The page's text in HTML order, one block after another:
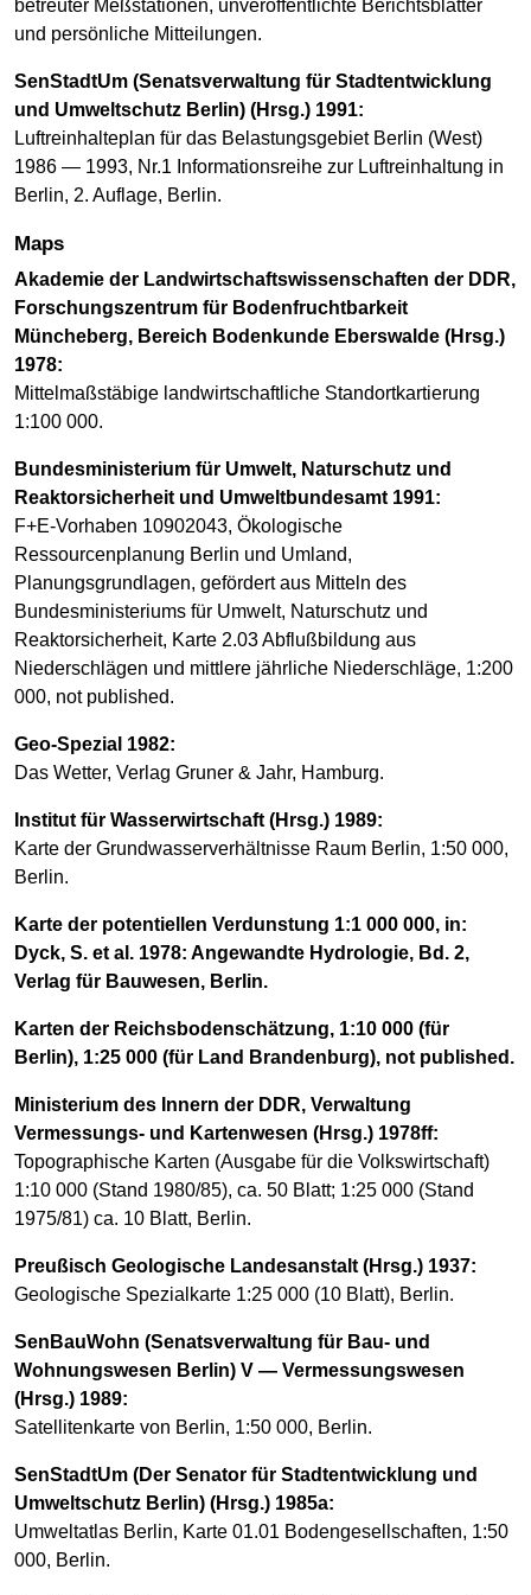
betreuter Meßstationen, unveröffentlichte Berichtsblätter
und persönliche Mitteilungen.
SenStadtUm (Senatsverwaltung für Stadtentwicklung
und Umweltschutz Berlin) (Hrsg.) 1991:
Luftreinhalteplan für das Belastungsgebiet Berlin (West)
1986 — 1993, Nr.1 Informationsreihe zur Luftreinhaltung in
Berlin, 2. Auflage, Berlin.
Maps
Akademie der Landwirtschaftswissenschaften der DDR,
Forschungszentrum für Bodenfruchtbarkeit
Müncheberg, Bereich Bodenkunde Eberswalde (Hrsg.)
1978:
Mittelmaßstäbige landwirtschaftliche Standortkartierung
1:100 000.
Bundesministerium für Umwelt, Naturschutz und
Reaktorsicherheit und Umweltbundesamt 1991:
F+E-Vorhaben 10902043, Ökologische
Ressourcenplanung Berlin und Umland,
Planungsgrundlagen, gefördert aus Mitteln des
Bundesministeriums für Umwelt, Naturschutz und
Reaktorsicherheit, Karte 2.03 Abflußbildung aus
Niederschlägen und mittlere jährliche Niederschläge, 1:200
000, not published.
Geo-Spezial 1982:
Das Wetter, Verlag Gruner & Jahr, Hamburg.
Institut für Wasserwirtschaft (Hrsg.) 1989:
Karte der Grundwasserverhältnisse Raum Berlin, 1:50 000,
Berlin.
Karte der potentiellen Verdunstung 1:1 000 000, in:
Dyck, S. et al. 1978: Angewandte Hydrologie, Bd. 2,
Verlag für Bauwesen, Berlin.
Karten der Reichsbodenschätzung, 1:10 000 (für
Berlin), 1:25 000 (für Land Brandenburg), not published.
Ministerium des Innern der DDR, Verwaltung
Vermessungs- und Kartenwesen (Hrsg.) 1978ff:
Topographische Karten (Ausgabe für die Volkswirtschaft)
1:10 000 (Stand 1980/85), ca. 50 Blatt; 1:25 000 (Stand
1975/81) ca. 10 Blatt, Berlin.
Preußisch Geologische Landesanstalt (Hrsg.) 1937:
Geologische Spezialkarte 1:25 000 (10 Blatt), Berlin.
SenBauWohn (Senatsverwaltung für Bau- und
Wohnungswesen Berlin) V — Vermessungswesen
(Hrsg.) 1989:
Satellitenkarte von Berlin, 1:50 000, Berlin.
SenStadtUm (Der Senator für Stadtentwicklung und
Umweltschutz Berlin) (Hrsg.) 1985a:
Umweltatlas Berlin, Karte 01.01 Bodengesellschaften, 1:50
000, Berlin.